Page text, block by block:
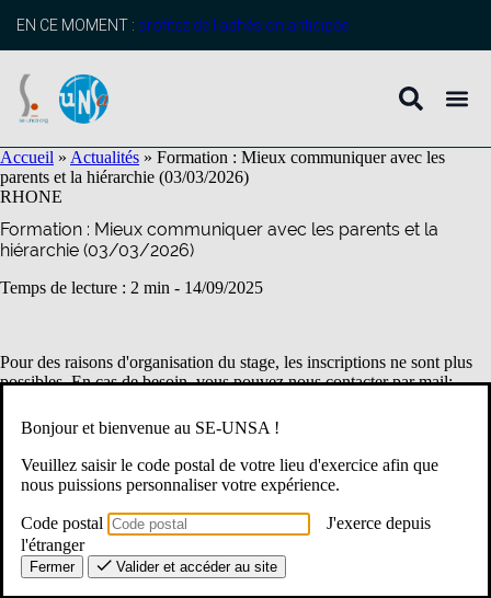
principal
EN CE MOMENT : profitez de l’adhésion anticipée
Accueil » Actualités » Formation : Mieux communiquer avec les
parents et la hiérarchie (03/03/2026)
RHONE
Formation : Mieux communiquer avec les parents et la
hiérarchie (03/03/2026)
Temps de lecture : 2 min - 14/09/2025
Pour des raisons d'organisation du stage, les inscriptions ne sont plus
possibles. En cas de besoin, vous pouvez nous contacter par mail:
Où trouver le formulaire de demande ?
Nos formations 2025-2026
Bonjour et bienvenue au SE-UNSA !
Veuillez saisir le code postal de votre lieu d'exercice afin que
nous puissions personnaliser votre expérience.
Code postal
J'exerce depuis
l'étranger
Fermer Valider et accéder au site